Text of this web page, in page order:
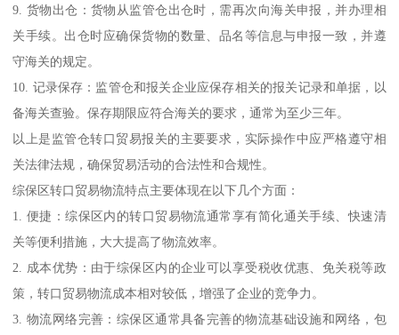
9. 货物出仓：货物从监管仓出仓时，需再次向海关申报，并办理相
关手续。出仓时应确保货物的数量、品名等信息与申报一致，并遵
守海关的规定。
10. 记录保存：监管仓和报关企业应保存相关的报关记录和单据，以
备海关查验。保存期限应符合海关的要求，通常为至少三年。
以上是监管仓转口贸易报关的主要要求，实际操作中应严格遵守相
关法律法规，确保贸易活动的合法性和合规性。
综保区转口贸易物流特点主要体现在以下几个方面：
1. 便捷：综保区内的转口贸易物流通常享有简化通关手续、快速清
关等便利措施，大大提高了物流效率。
2. 成本优势：由于综保区内的企业可以享受税收优惠、免关税等政
策，转口贸易物流成本相对较低，增强了企业的竞争力。
3. 物流网络完善：综保区通常具备完善的物流基础设施和网络，包